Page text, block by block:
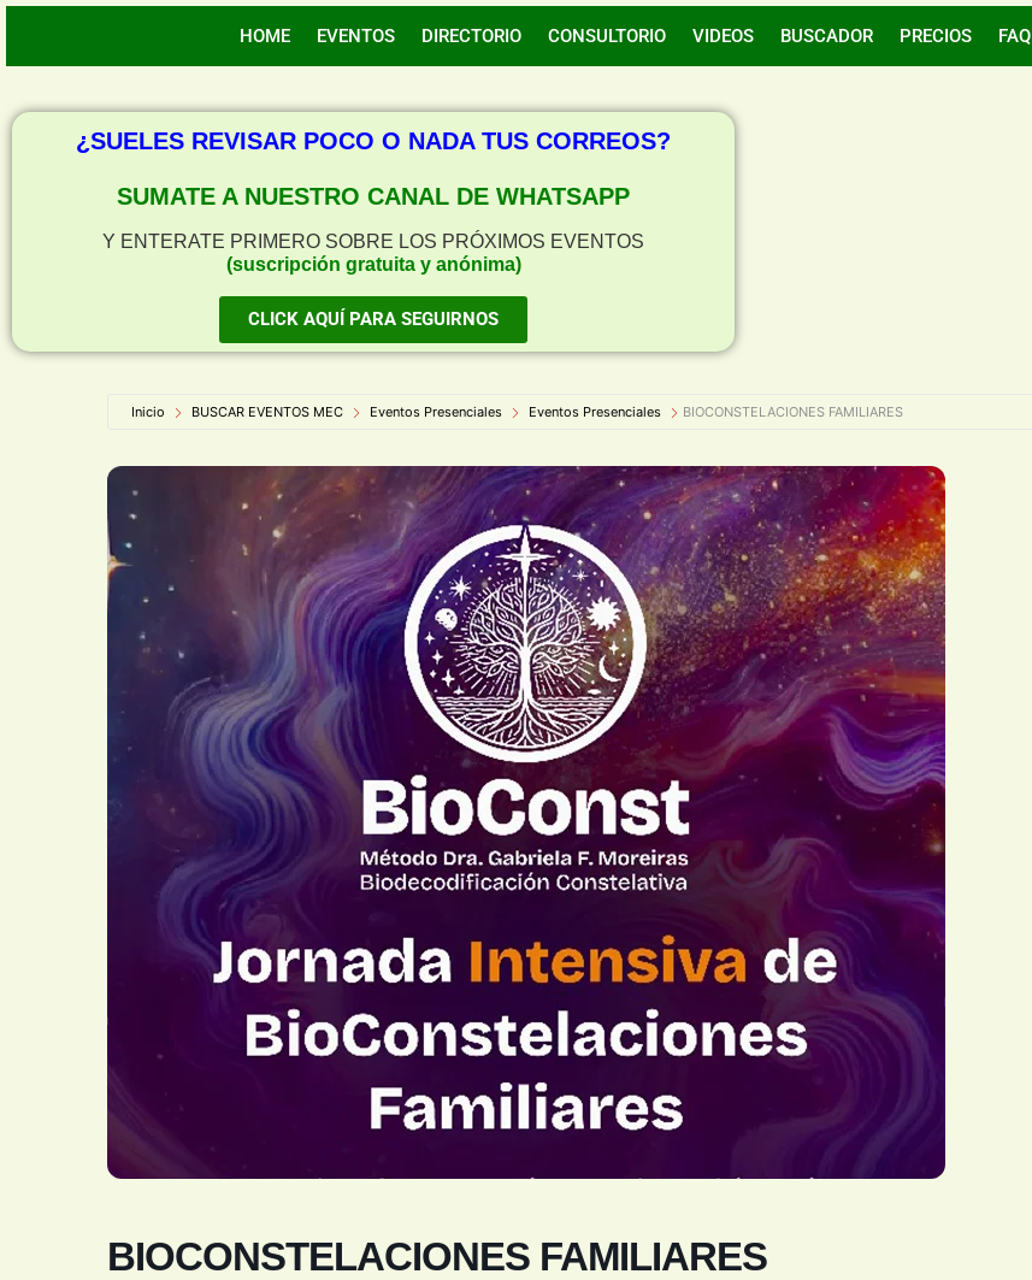
HOME EVENTOS DIRECTORIO CONSULTORIO VIDEOS BUSCADOR PRECIOS FAQ
¿SUELES REVISAR POCO O NADA TUS CORREOS?
SUMATE A NUESTRO CANAL DE WHATSAPP
Y ENTERATE PRIMERO SOBRE LOS PRÓXIMOS EVENTOS
(suscripción gratuita y anónima)
CLICK AQUÍ PARA SEGUIRNOS
Inicio BUSCAR EVENTOS MEC Eventos Presenciales Eventos Presenciales BIOCONSTELACIONES FAMILIARES
BIOCONSTELACIONES FAMILIARES